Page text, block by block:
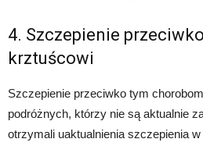
4. Szczepienie
krztuścowi
Szczepienie przeciwko tym
podróżnych, którzy nie są aktualnie
otrzymali uaktualnienia szczepienia